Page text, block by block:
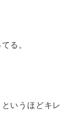
る。
いうほどキレ